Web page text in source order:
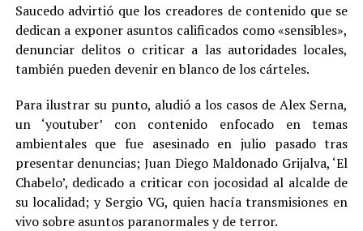
Saucedo advirtió que los creadores de contenido que se
dedican a exponer asuntos calificados como «sensibles»,
denunciar delitos o criticar a las autoridades locales,
también pueden devenir en blanco de los cárteles.
Para ilustrar su punto, aludió a los casos de Alex Serna,
un ‘youtuber’ con contenido enfocado en temas
ambientales que fue asesinado en julio pasado tras
presentar denuncias; Juan Diego Maldonado Grijalva, ‘El
Chabelo’, dedicado a criticar con jocosidad al alcalde de
su localidad; y Sergio VG, quien hacía transmisiones en
vivo sobre asuntos paranormales y de terror.